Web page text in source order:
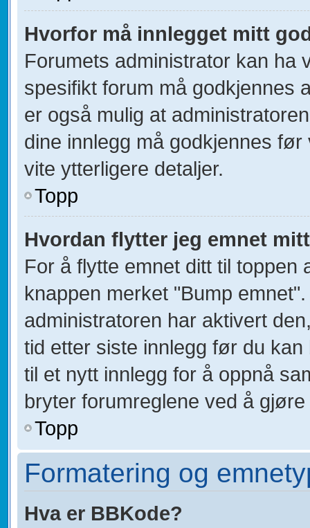
Hvorfor må innlegget mitt
Forumets administrator kan ha
spesifikt forum må godkjennes
er også mulig at
dine innlegg må godkjennes
vite ytterligere detaljer.
Topp
Hvordan flytter jeg emnet
For å flytte emnet ditt til toppen
knappen merket "Bump
administratoren har aktivert
tid etter siste innlegg før du
til et nytt innlegg for å oppnå
bryter forumreglene ved å gjøre
Topp
Formatering og
Hva er BBKode?